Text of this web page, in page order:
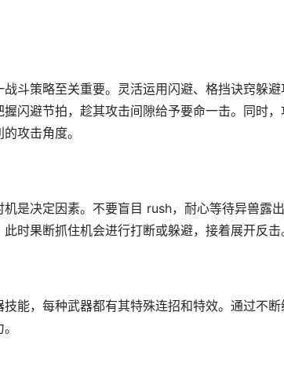
斗策略至关重要。灵活运用闪避、格挡诀窍躲
闪避节拍，趁其攻击间隙给予要命一击。同时
攻击角度。
机是决定因素。不要盲目 rush，耐心等待异兽露
时果断抓住机会进行打断或躲避，接着展开反击
能，每种武器都有其特殊连招和特效。通过不